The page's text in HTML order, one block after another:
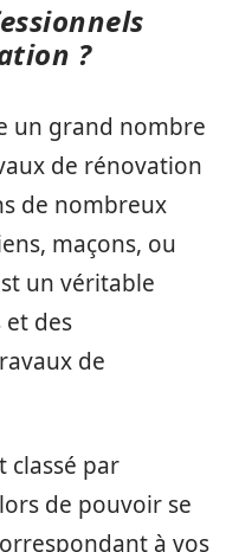
?
un grand nombre
de rénovation
de nombreux
maçons, ou
un véritable
des
de
classé par
de pouvoir se
à vos